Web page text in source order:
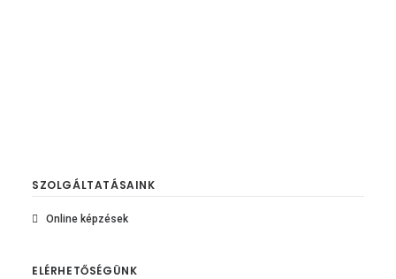
SZOLGÁLTATÁSAINK
Online képzések
ELÉRHETŐSÉGÜNK